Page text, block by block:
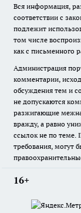
Вся информация,
соответствии с
подлежит
том числе
как с письменного
Администрация
комментарии,
обсуждения тем и
не допускаются
разжигающие
вражду, а равно
ссылок не по теме.
требования, могут
16+